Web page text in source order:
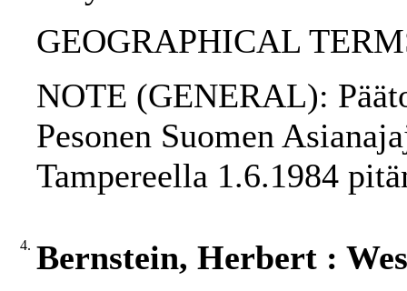
GEOGRAPHICAL
NOTE (GENERAL):
Pesonen Suomen
Tampereella 1.6.1984
4. Bernstein, Herbert :